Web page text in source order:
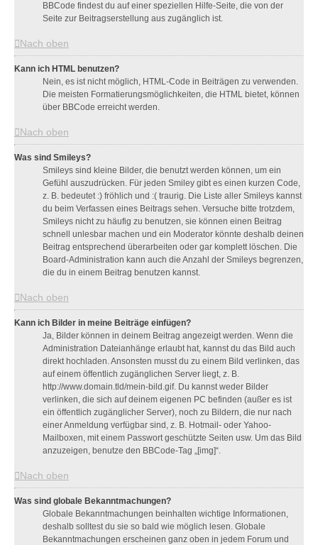
BBCode findest du auf einer speziellen Hilfe-Seite, die von der
Seite zur Beitragserstellung aus zugänglich ist.
Nach oben
Kann ich HTML benutzen?
Nein, es ist nicht möglich, HTML-Code in Beiträgen zu verwenden.
Die meisten Formatierungsmöglichkeiten, die HTML bietet, können
über BBCode erreicht werden.
Nach oben
Was sind Smileys?
Smileys sind kleine Bilder, die benutzt werden können, um ein
Gefühl auszudrücken. Für jeden Smiley gibt es einen kurzen Code,
z. B. bedeutet :) fröhlich und :( traurig. Die Liste aller Smileys kannst
du beim Verfassen eines Beitrags sehen. Versuche bitte trotzdem,
Smileys nicht zu häufig zu benutzen, sie können einen Beitrag
schnell unlesbar machen und ein Moderator könnte deshalb deinen
Beitrag entsprechend überarbeiten oder gar komplett löschen. Die
Board-Administration kann auch die Anzahl der Smileys begrenzen,
die du in einem Beitrag benutzen kannst.
Nach oben
Kann ich Bilder in meine Beiträge einfügen?
Ja, Bilder können in deinem Beitrag angezeigt werden. Wenn die
Administration Dateianhänge erlaubt hat, kannst du das Bild auch
direkt hochladen. Ansonsten musst du zu einem Bild verlinken, das
auf einem öffentlich zugänglichen Server liegt, z. B.
http://www.domain.tld/mein-bild.gif. Du kannst weder Bilder
verlinken, die sich auf deinem eigenen PC befinden (außer es ist
ein öffentlich zugänglicher Server), noch zu Bildern, die nur nach
einer Anmeldung verfügbar sind, z. B. Hotmail- oder Yahoo-
Mailboxen, mit einem Passwort geschützte Seiten usw. Um das Bild
anzuzeigen, benutze den BBCode-Tag „[img]“.
Nach oben
Was sind globale Bekanntmachungen?
Globale Bekanntmachungen beinhalten wichtige Informationen,
deshalb solltest du sie so bald wie möglich lesen. Globale
Bekanntmachungen erscheinen ganz oben in jedem Forum und